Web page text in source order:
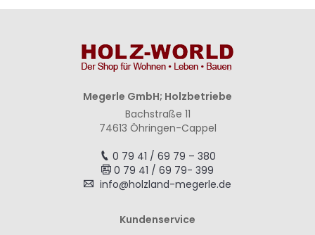
Megerle GmbH; Holzbetriebe
Bachstraße 11
74613 Öhringen-Cappel
0 79 41 / 69 79 – 380
0 79 41 / 69 79- 399
info@holzland-megerle.de
Kundenservice